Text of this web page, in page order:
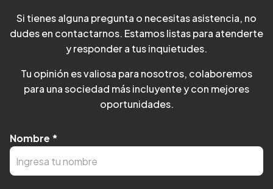
Si tienes alguna pregunta o necesitas asistencia, no
dudes en contactarnos. Estamos listas para atenderte
y responder a tus inquietudes.
Tu opinión es valiosa para nosotros, colaboremos
para una sociedad más incluyente y con mejores
oportunidades.
Nombre *